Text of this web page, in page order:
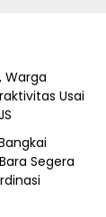
Warga
Usai
Segera